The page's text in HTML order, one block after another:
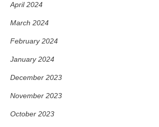
April 2024
March 2024
February 2024
January 2024
December 2023
November 2023
October 2023